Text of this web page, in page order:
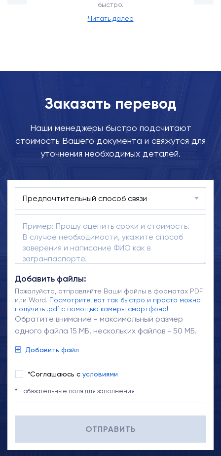
быстро.
Читать далее
Заказать перевод
Наши менеджеры быстро подсчитают
стоимость Вашего документа и свяжутся для
уточнения необходимых деталей.
Добавить файлы:
Пожалуйста, отправляйте Ваши файлы в форматах PDF
или Word. Посмотрите, вот так быстро и просто можно
получить .pdf с помощью камеры смартфона!
Обратите внимание - максимальный размер
одного файла 15 МБ, нескольких файлов - 50 МБ.
Добавить файл
*Соглашаюсь с условиями
* - обязательные поля для заполнения
ОТПРАВИТЬ